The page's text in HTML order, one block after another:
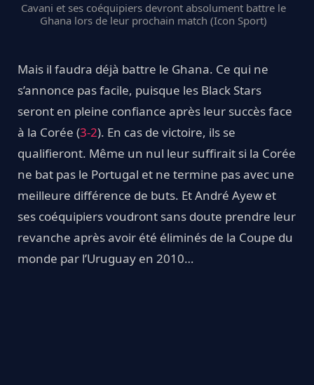
Cavani et ses coéquipiers devront absolument battre le
Ghana lors de leur prochain match (Icon Sport)
Mais il faudra déjà battre le Ghana. Ce qui ne
s’annonce pas facile, puisque les Black Stars
seront en pleine confiance après leur succès face
à la Corée (3-2). En cas de victoire, ils se
qualifieront. Même un nul leur suffirait si la Corée
ne bat pas le Portugal et ne termine pas avec une
meilleure différence de buts. Et André Ayew et
ses coéquipiers voudront sans doute prendre leur
revanche après avoir été éliminés de la Coupe du
monde par l’Uruguay en 2010…